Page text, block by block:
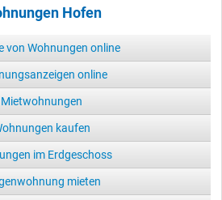
Hofen
von Wohnungen online
online
Mietwohnungen
kaufen
im Erdgeschoss
mieten